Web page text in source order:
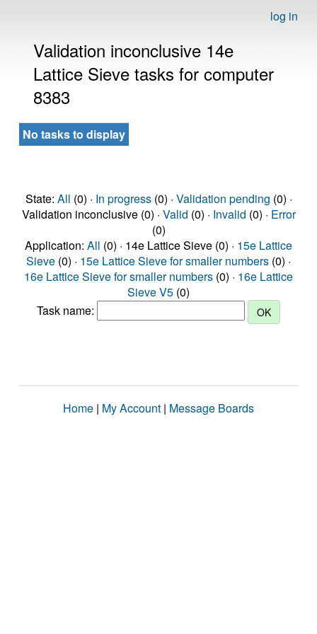
log in
Validation inconclusive 14e
Lattice Sieve tasks for computer
8383
No tasks to display
State: All (0) · In progress(0) · Validation pending (0) ·
Validation inconclusive (0) · Valid (0) · Invalid (0) · Error
(0)
Application: All (0) · 14e Lattice Sieve (0) · 15e Lattice
Sieve (0) · 15e Lattice Sieve for smaller numbers (0) ·
16e Lattice Sieve for smaller numbers (0) · 16e Lattice
Sieve V5 (0)
Task name:
Home | My Account | Message Boards